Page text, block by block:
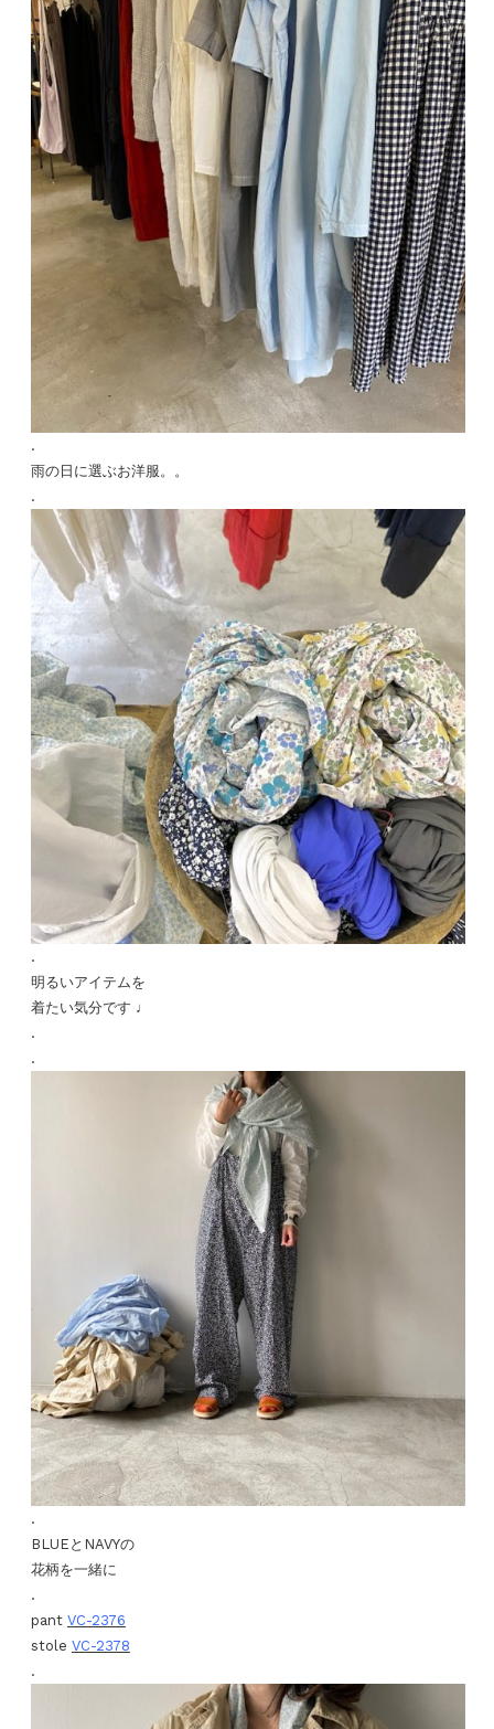
.
雨の日に選ぶお洋服。。
.
.
明るいアイテムを
着たい気分です ♩
.
.
.
BLUEとNAVYの
花柄を一緒に
.
pant VC-2376
stole VC-2378
.